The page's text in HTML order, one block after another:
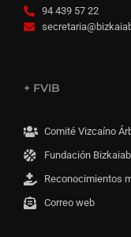
94 439 57 22
+ FVIB
Comité Vizcaíno
Fundación
Reconocimientos
Correo web